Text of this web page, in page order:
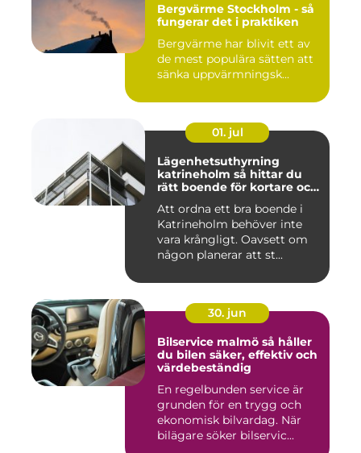
Bergvärme Stockholm - så
fungerar det i praktiken
Bergvärme har blivit ett av
de mest populära sätten att
sänka uppvärmningsk...
01. jul
Lägenhetsuthyrning
katrineholm så hittar du
rätt boende för kortare och
Att ordna ett bra boende i
Katrineholm behöver inte
vara krångligt. Oavsett om
någon planerar att st...
30. jun
Bilservice malmö så håller
du bilen säker, effektiv och
värdebeständig
En regelbunden service är
grunden för en trygg och
ekonomisk bilvardag. När
bilägare söker bilservic...